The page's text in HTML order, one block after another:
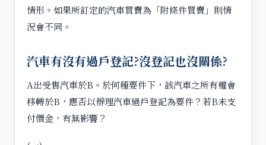
情形。如果所訂定的汽車買賣為「附條件買賣」則情
況會不同。
汽車有沒有過戶登記?沒登記也沒關係?
A出受售汽車於B。於何種要件下，該汽車之所有權會
移轉於B，應否以辦理汽車過戶登記為要件？若B未支
付價金，有無影響？